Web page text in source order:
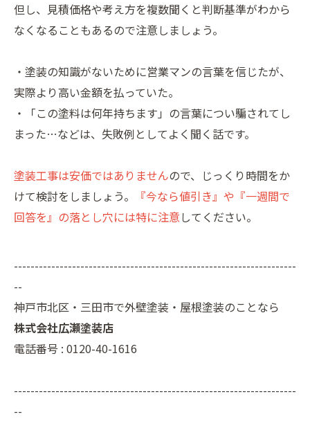
但し、見積価格や考え方を複数聞くと判断基準がわから
なくなることもあるので注意しましょう。
・塗装の知識がないために営業マンの言葉を信じたが、
実際より高い金額を払っていた。
・「この塗料は何年持ちます」の言葉につい騙されてし
まった…などは、失敗例としてよく聞く話です。
塗装工事は安価ではありませんので、じっくり時間をか
けて検討をしましょう。
『今なら値引き』や『一週間で
回答を』の落とし穴には特に注意してください。
--------------------------------------------------------------------
--
神戸市北区・三田市で外壁塗装・屋根塗装のことなら
株式会社広瀬塗装店
電話番号 : 0120-40-1616
--------------------------------------------------------------------
--